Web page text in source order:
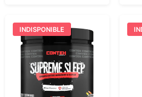
INDISPONIBLE